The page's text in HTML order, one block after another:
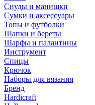
Снуды и манишки
Сумки и аксессуары
Топы и футболки
Шапки и береты
Шарфы и палантины
Инструмент
Спицы
Крючок
Наборы для вязания
Бренд
Hardicraft